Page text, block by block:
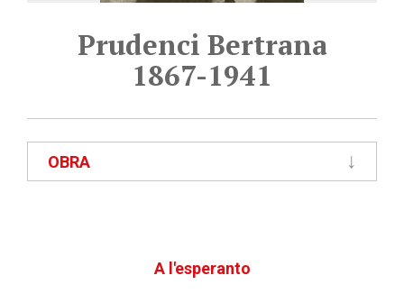
Prudenci Bertrana
1867-1941
OBRA
A l'esperanto